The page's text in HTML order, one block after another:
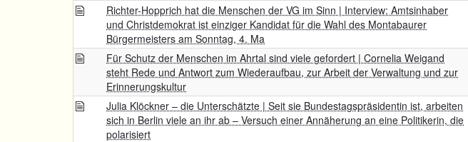
Richter-Hopprich hat die Menschen der VG im Sinn | Interview: Amtsinhaber
und Christdemokrat ist einziger Kandidat für die Wahl des Montabaurer
Bürgermeisters am Sonntag, 4. Ma
Für Schutz der Menschen im Ahrtal sind viele gefordert | Cornelia Weigand
steht Rede und Antwort zum Wiederaufbau, zur Arbeit der Verwaltung und zur
Erinnerungskultur
Julia Klöckner – die Unterschätzte | Seit sie Bundestagspräsidentin ist, arbeiten
sich in Berlin viele an ihr ab – Versuch einer Annäherung an eine Politikerin, die
polarisiert